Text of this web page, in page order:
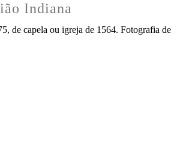
Indiana
de capela ou igreja de 1564. Fotografia de